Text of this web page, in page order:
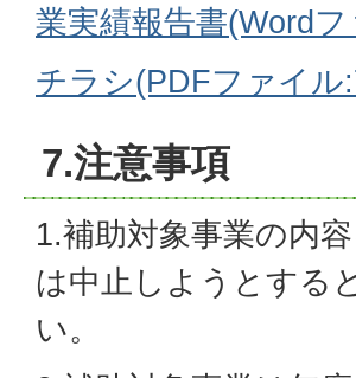
業実績報告書(Word
チラシ(PDFファイル
7.注意事項
1.補助対象事業の内
は中止しようとする
い。